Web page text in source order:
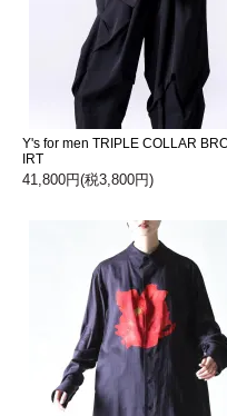
Y's for men TRIPLE COLLAR
IRT
41,800円(税3,800円)